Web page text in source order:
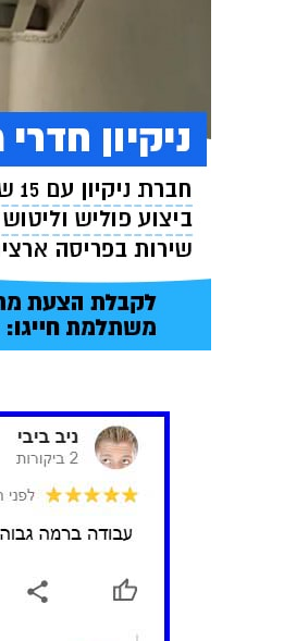
מה שלא הלך
במשימה הזו ב-100%. הוא טיפל
למאיר
עליכם
שון
מקצוענים אמיתיים.
אצלנו דירת
הכניסה, ועשו
מצוינת. היה להם
היום שנהיה
נעימים, קשובים,
בכל פינה. גם
עשו זאת בחיוך
שאכפת להם
ומהלקוחות שלהם.
בחום!